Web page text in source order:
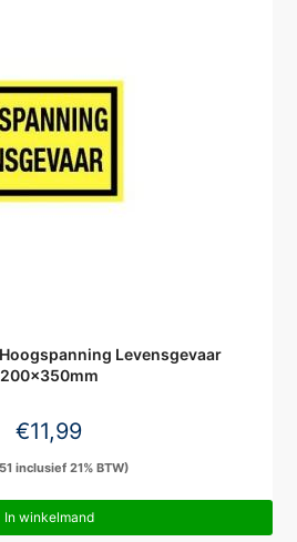
Levensgevaar
200x350mm
€11,99
inclusief 21% BTW)
In winkelmand